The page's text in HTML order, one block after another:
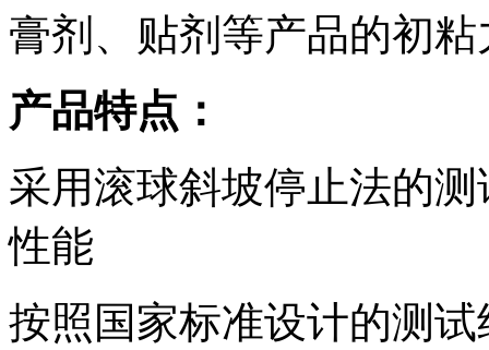
膏剂、贴剂等产品的初
产品特点：
采用滚球斜坡停止法的
性能
按照国家标准设计的测